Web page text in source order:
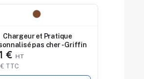
Chargeur et Pratique
pas cher - Griffin
€
TTC